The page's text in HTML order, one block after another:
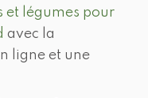
et légumes pour
avec la
ligne et une